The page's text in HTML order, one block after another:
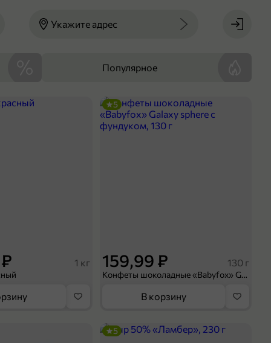
Укажите адрес
Популярное
1 кг 159,99 ₽ 130 г
Конфеты шоколадные «Babyfox» Galaxy sphere с фундуком, 130 г
5
В корзину
5